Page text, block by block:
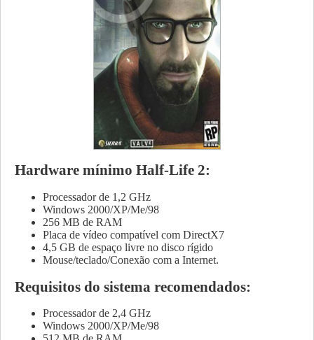
Hardware mínimo Half-Life 2:
Processador de 1,2 GHz
Windows 2000/XP/Me/98
256 MB de RAM
Placa de vídeo compatível com DirectX7
4,5 GB de espaço livre no disco rígido
Mouse/teclado/Conexão com a Internet.
Requisitos do sistema recomendados:
Processador de 2,4 GHz
Windows 2000/XP/Me/98